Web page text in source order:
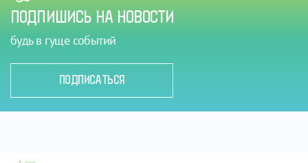
ПОДПИШИСЬ НА НОВОСТИ
будь в гуще событий
ПОДПИСАТЬСЯ